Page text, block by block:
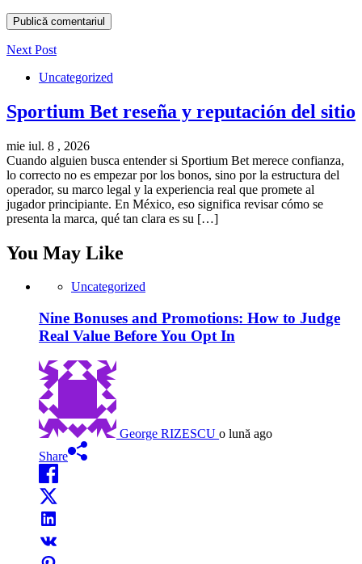
Next Post
Uncategorized
Sportium Bet reseña y reputación del sitio
mie iul. 8 , 2026
Cuando alguien busca entender si Sportium Bet merece confianza,
lo correcto no es empezar por los bonos, sino por la estructura del
operador, su marco legal y la experiencia real que promete al
jugador principiante. En México, eso significa revisar cómo se
presenta la marca, qué tan clara es su […]
You May Like
Uncategorized
Nine Bonuses and Promotions: How to Judge
Real Value Before You Opt In
George RIZESCU o lună ago
Share